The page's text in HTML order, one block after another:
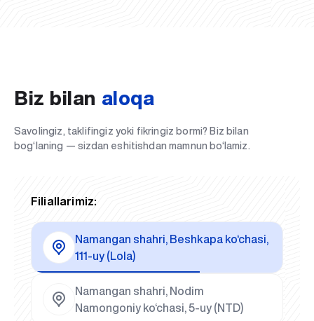
Biz bilan aloqa
Savolingiz, taklifingiz yoki fikringiz bormi? Biz bilan
bog‘laning — sizdan eshitishdan mamnun bo‘lamiz.
Filiallarimiz:
Namangan shahri, Beshkapa ko‘chasi,
111-uy (Lola)
Namangan shahri, Nodim
Namongoniy ko‘chasi, 5-uy (NTD)